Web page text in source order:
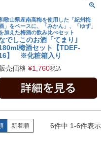
歌山県産南高梅を使用した「紀州梅
」をベースに、「みかん」、「ゆず」
加えた梅酒の飲み比べセット
でしこのお酒「てまり｣
梅酒セット【TDEF-
】 ※化粧箱入り
売価格 ¥1,760税込
新着順 6件中 1-6件表示